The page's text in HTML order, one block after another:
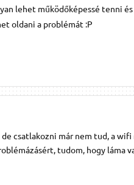
lehet működőképessé tenni
oldani a problémát :P
csatlakozni már nem tud, a
tudom, hogy láma